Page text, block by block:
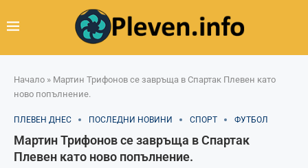
Начало » Мартин Трифонов се завръща в Спартак Плевен като
ново попълнение.
ПЛЕВЕН ДНЕС ПОСЛЕДНИ НОВИНИ СПОРТ ФУТБОЛ
Мартин Трифонов се завръща в Спартак
Плевен като ново попълнение.